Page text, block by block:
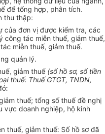
để tổng hợp, phân tích.
thu thập:
của đơn vị được kiểm tra, các
công tác miễn thuế, giảm thuế,
miễn thuế, giảm thuế.
quản lý.
giảm thuế (số hồ sơ, số tiền
thuế: Thuế GTGT, TNDN,
thuế; tổng số thuế đề nghị
vực doanh nghiệp, hộ kinh
thuế, giảm thuế: Số hồ sơ đã